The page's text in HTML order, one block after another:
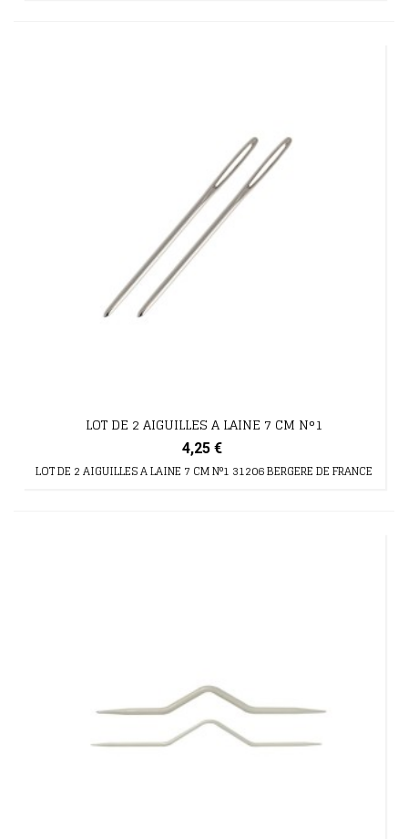
LOT DE 2 AIGUILLES A LAINE 7 CM N°1
4,25 €
LOT DE 2 AIGUILLES A LAINE 7 CM N°1 31206 BERGERE DE FRANCE